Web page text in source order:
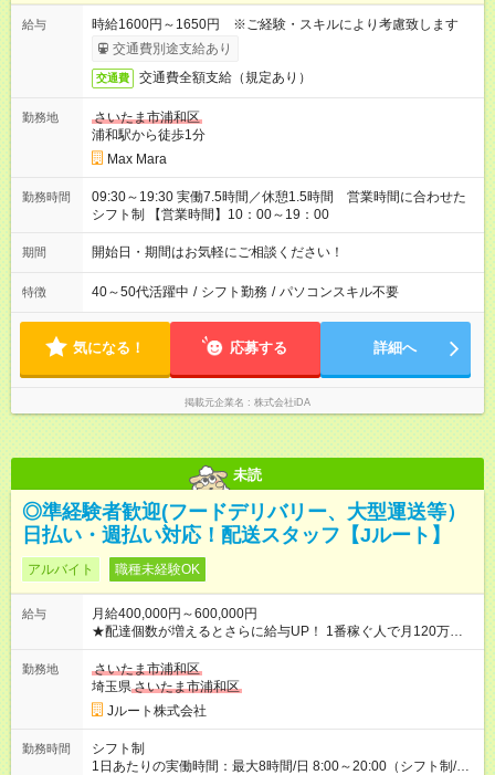
給与
時給1600円～1650円 ※ご経験・スキルにより考慮致します
交通費別途支給あり
交通費 交通費全額支給（規定あり）
勤務地
さいたま市浦和区
浦和駅から徒歩1分
Max Mara
勤務時間
09:30～19:30 実働7.5時間／休憩1.5時間 営業時間に合わせた
シフト制 【営業時間】10：00～19：00
期間 開始日・期間はお気軽にご相談ください！
特徴 40～50代活躍中 / シフト勤務 / パソコンスキル不要
気になる！ 応募する 詳細へ
掲載元企業名 株式会社iDA
未読
◎準経験者歓迎(フードデリバリー、大型運送等）
日払い・週払い対応！配送スタッフ【Jルート】
アルバイト 職種未経験OK
給与
月給400,000円～600,000円
★配達個数が増えるとさらに給与UP！ 1番稼ぐ人で月120万ほ
ど！ ・主要都市エリア 月収55万円／週5日稼働 月収65万~112
万円／週6日稼働 ・地方郊外エリア 月収40万円／週5日稼働 月
収40万円~50万円／週6日稼働 ＜モデルイメージ＞ ■月収50万
円 (27歳男性/江東区在住)※元建築関係 1日150個配達×25日勤務
(日休み) ■月収80万円(43歳男性/墨田区在住)※元営業 1日200個
勤務地
さいたま市浦和区
埼玉県さいたま市浦和区
Jルート株式会社
勤務時間
シフト制
1日あたりの実働時間：最大8時間/日 8:00～20:00（シフト制/実